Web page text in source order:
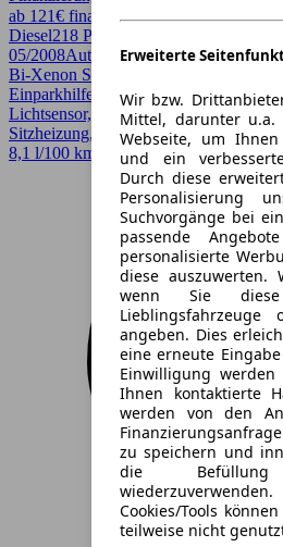
Erweiterte
Wir bzw.
Mittel, darunter u.a.
Webseite, um
und ein
Durch diese
Personalisierung
Suchvorgänge bei
passende
personalisierte
diese auszuwerten.
wenn Sie diese
angeben. Dies
eine erneute
Einwilligung
Ihnen kontaktierte
werden von den
zu speichern und
die Befüllung
Cookies/Tools
teilweise nicht
ab 121€ finanzieren ↗
Diesel218 PS (160 kW)
05/2008AutomatikLimousine4 Türen
Bi-Xenon Scheinwerfer, Einparkhilfe,
Einparkhilfe Sensoren vorne,
Lichtsensor, Lordosenstütze,
Sitzheizung, Sportpaket
8,1 l/100 km (komb.)*